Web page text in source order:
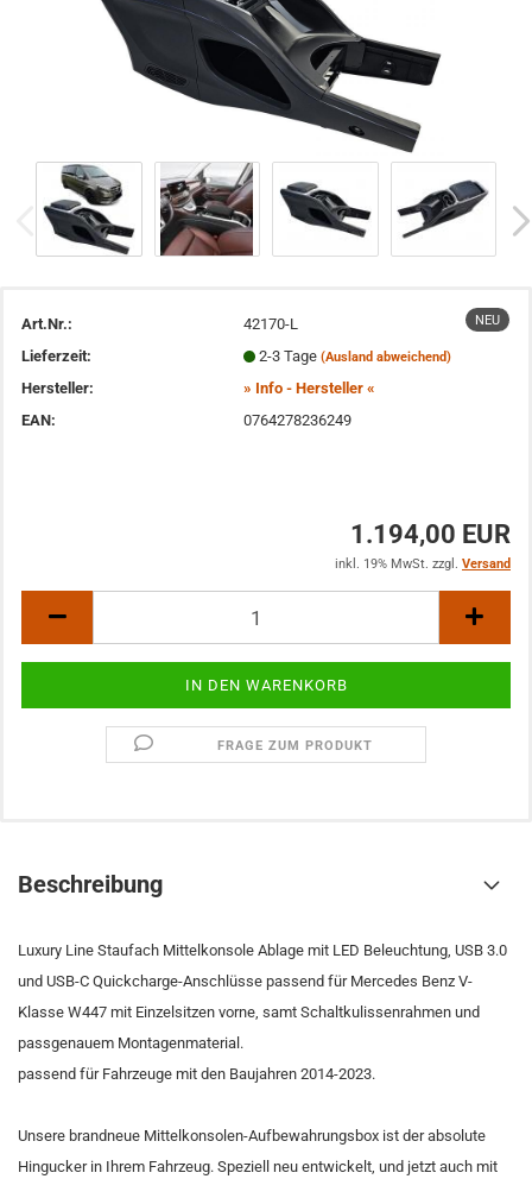
NEU
Art.Nr.:
42170-L
Lieferzeit:
2-3 Tage (Ausland abweichend)
Hersteller:
» Info - Hersteller «
EAN:
0764278236249
1.194,00 EUR
inkl. 19% MwSt. zzgl. Versand
FRAGE ZUM PRODUKT
Beschreibung
Luxury Line Staufach Mittelkonsole Ablage mit LED Beleuchtung, USB 3.0
und USB-C Quickcharge-Anschlüsse passend für Mercedes Benz V-
Klasse W447 mit Einzelsitzen vorne, samt Schaltkulissenrahmen und
passgenauem Montagenmaterial.
passend für Fahrzeuge mit den Baujahren 2014-2023.
Unsere brandneue Mittelkonsolen-Aufbewahrungsbox ist der absolute
Hingucker in Ihrem Fahrzeug. Speziell neu entwickelt, und jetzt auch mit